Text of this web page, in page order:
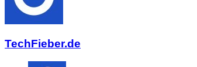
TechFieber.de